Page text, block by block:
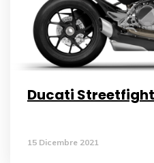
Ducati
15 Dicembre 2021